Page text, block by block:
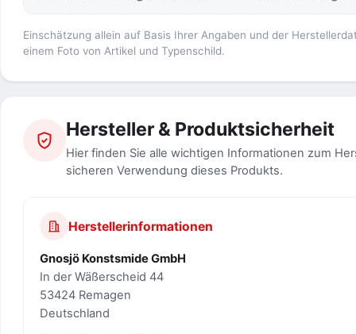
Einschätzung allein auf Basis Ihrer Angaben und der
einem Foto von Artikel und Typenschild.
Hersteller & Produktsicherheit
Hier finden Sie alle wichtigen Informationen zum
sicheren Verwendung dieses Produkts.
Herstellerinformationen
Gnosjö Konstsmide GmbH
In der Wäßerscheid 44
53424 Remagen
Deutschland